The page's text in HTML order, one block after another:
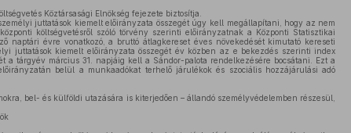
Köztársasági Elnökség fejezete biztosítja.
juttatások kiemelt előirányzata összegét úgy kell megállapítani, hogy az nem
költségvetésről szóló törvény szerinti előirányzatnak a Központi Statisztikai
naptári évre vonatkozó, a bruttó átlagkereset éves növekedését kimutató kereseti
juttatások kiemelt előirányzata összegét év közben az e bekezdés szerinti index
tárgyév március 31. napjáig kell a Sándor-palota rendelkezésére bocsátani. Ezt a
belül a munkaadókat terhelő járulékok és szociális hozzájárulási adó
bel- és külföldi utazására is kiterjedően – állandó személyvédelemben részesül,